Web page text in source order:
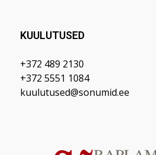
KUULUTUSED
+372 489 2130
+372 5551 1084
kuulutused@sonumid.ee